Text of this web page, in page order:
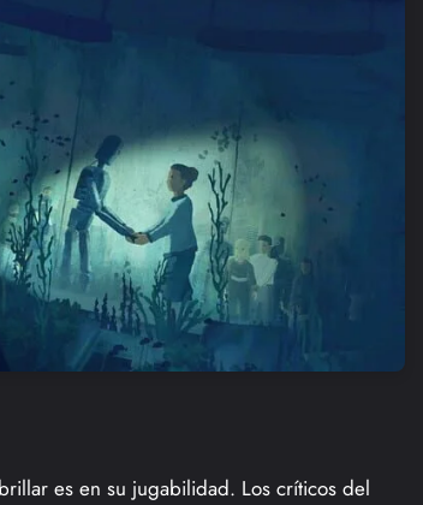
es en su jugabilidad. Los críticos del